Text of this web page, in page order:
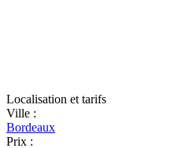
Localisation et tarifs
Ville :
Bordeaux
Prix :